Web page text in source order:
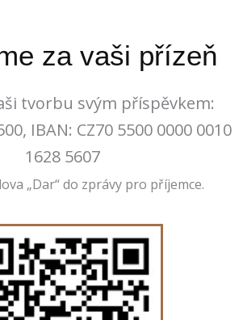
za vaši přízeň
tvorbu svým příspěvkem:
IBAN: CZ70 5500 0000 0010
1628 5607
„Dar“ do zprávy pro příjemce.